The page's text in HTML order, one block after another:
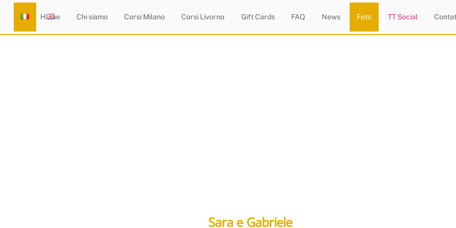
content
Home Chi siamo Corsi Milano Corsi Livorno Gift Cards FAQ News Foto TT Social
Sara e Gabriele